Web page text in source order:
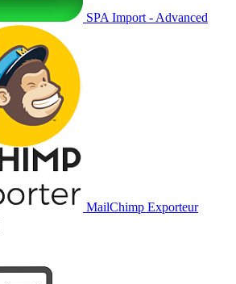
SPA Import - Advanced
MailChimp Exporteur